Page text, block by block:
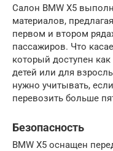
Салон BMW X5
материалов,
первом и втором
пассажиров. Что
который доступен
детей или для
нужно учитывать,
перевозить больше
Безопасность
BMW X5 оснащен